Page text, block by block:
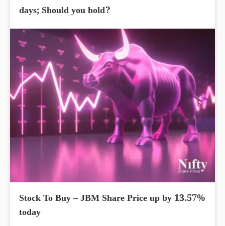
days; Should you hold?
Stock To Buy – JBM Share Price up by 13.57%
today